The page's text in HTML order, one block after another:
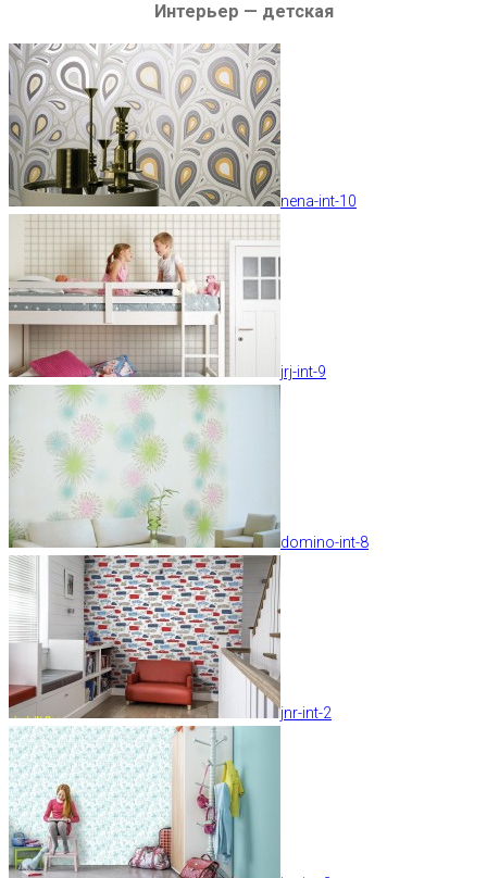
Интерьер — детская
nena-int-10
jrj-int-9
domino-int-8
jnr-int-2